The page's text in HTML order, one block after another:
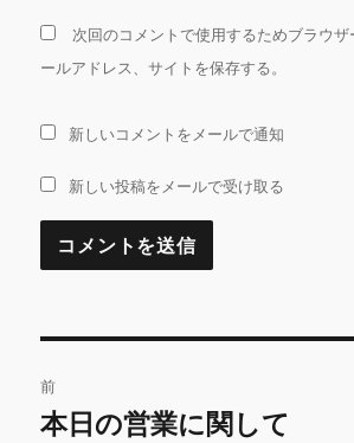
次回のコメントで使用するためブラウ
ールアドレス、サイトを保存する。
新しいコメントをメールで通知
新しい投稿をメールで受け取る
稿
前
前
本日の営業に関して